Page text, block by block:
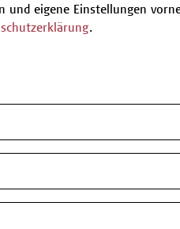
und eigene Einstellungen
.